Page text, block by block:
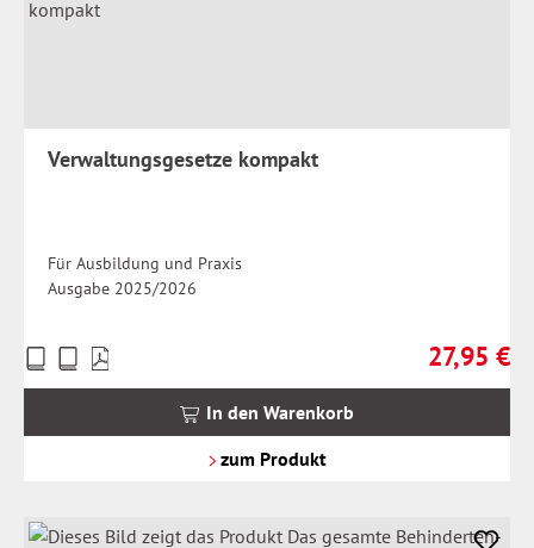
Verwaltungsgesetze kompakt
Für Ausbildung und Praxis
Ausgabe 2025/2026
Regulärer
27,95 €
Preise
inkl.
In den Warenkorb
zum Produkt